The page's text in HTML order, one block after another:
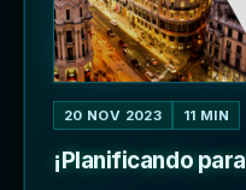
20 NOV 2023 11 MIN
¡Planificando